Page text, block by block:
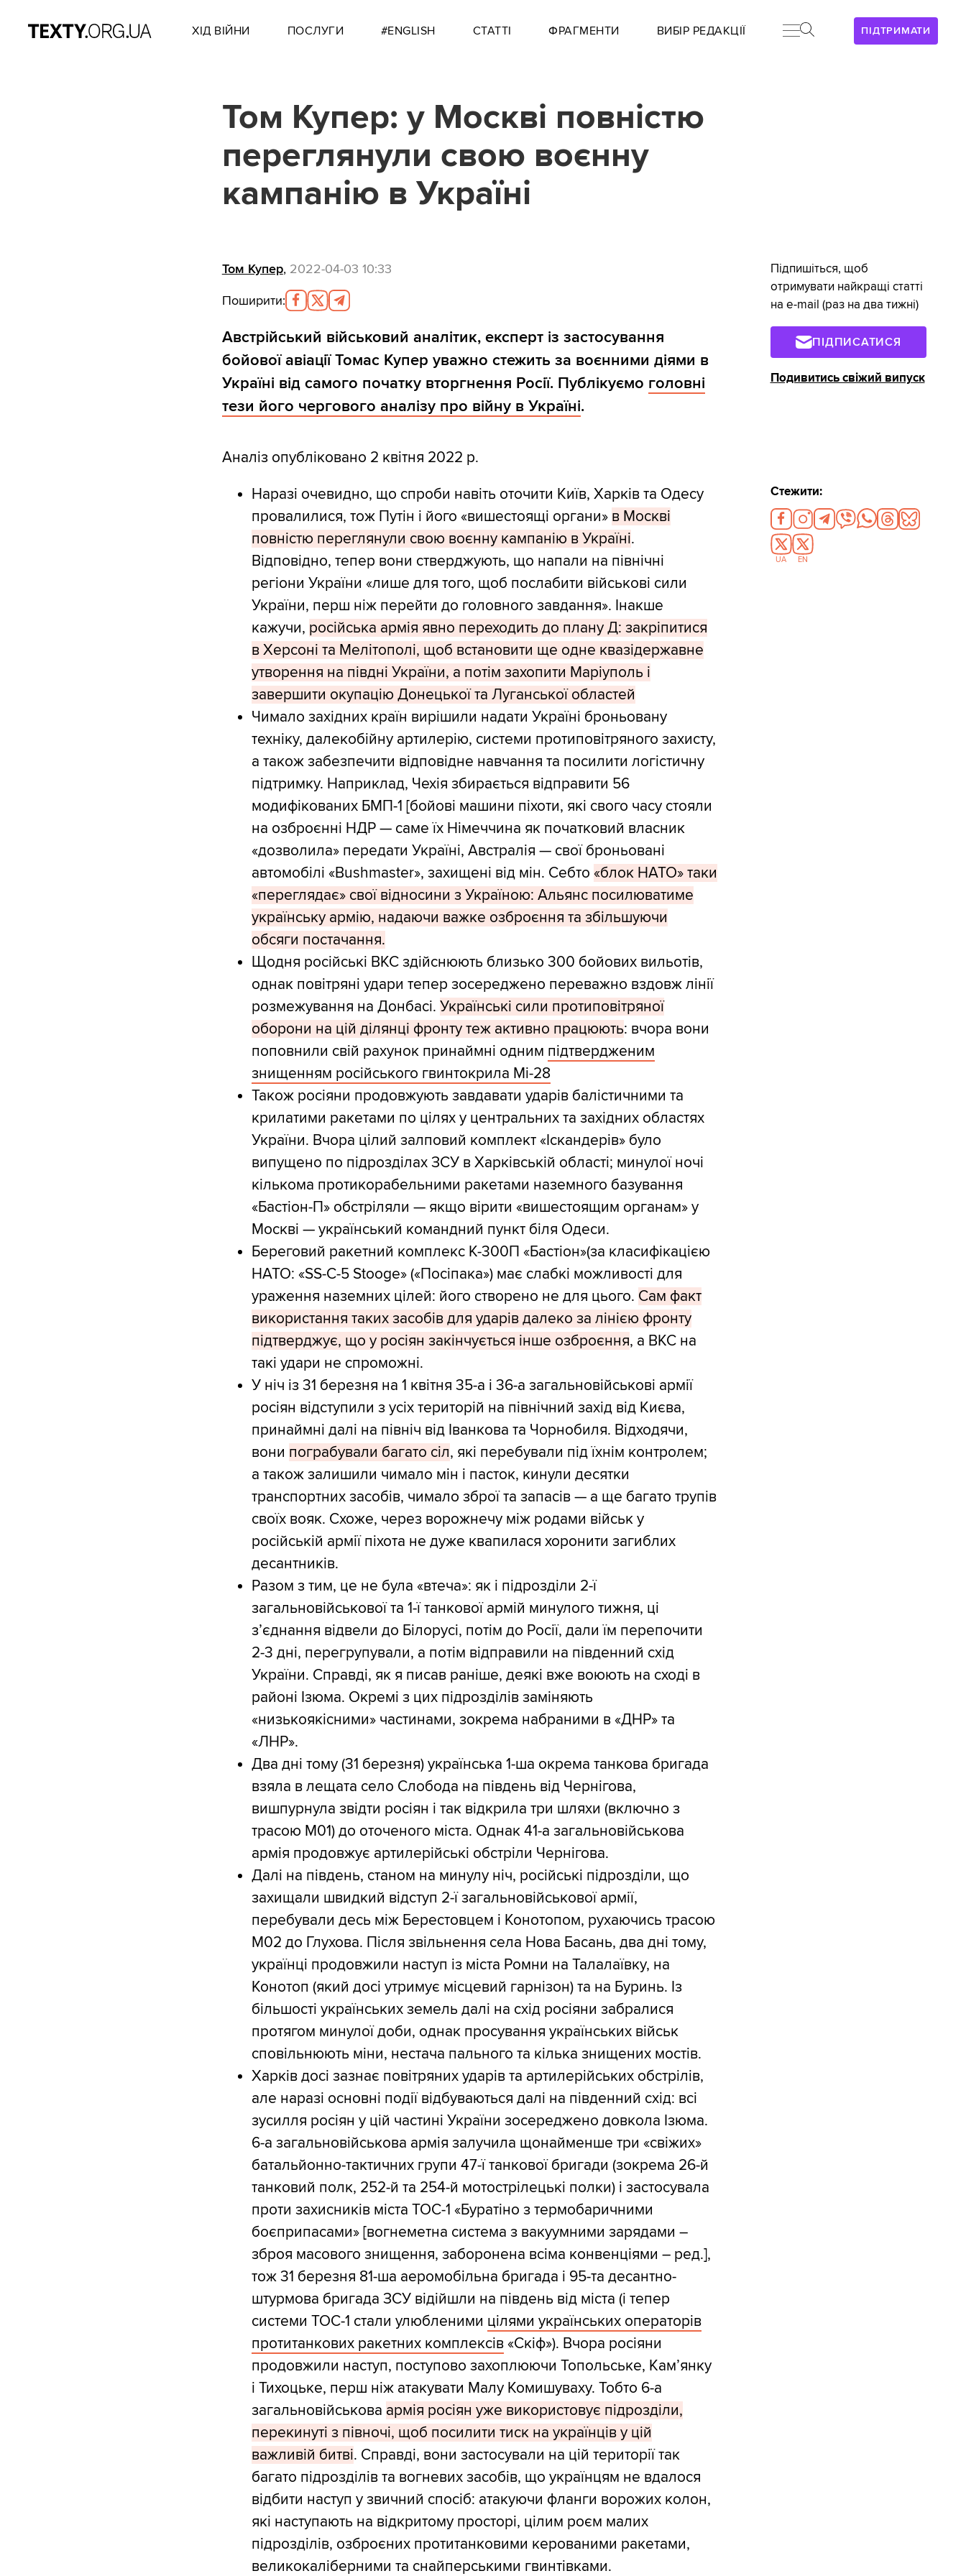
ПІДТРИМАТИ
ХІД ВІЙНИ ПОСЛУГИ #ENGLISH СТАТТІ ФРАГМЕНТИ ВИБІР РЕДАКЦІЇ
Том Купер: у Москві повністю
переглянули свою воєнну
кампанію в Україні
Том Купер, 2022-04-03 10:33
Поширити:
Австрійський військовий аналітик, експерт із застосування
бойової авіації Томас Купер уважно стежить за воєнними діями в
Україні від самого початку вторгнення Росії. Публікуємо головні
тези його чергового аналізу про війну в Україні.
Аналіз опубліковано 2 квітня 2022 р.
Наразі очевидно, що спроби навіть оточити Київ, Харків та Одесу
провалилися, тож Путін і його «вишестоящі органи» в Москві
повністю переглянули свою воєнну кампанію в Україні.
Відповідно, тепер вони стверджують, що напали на північні
регіони України «лише для того, щоб послабити військові сили
України, перш ніж перейти до головного завдання». Інакше
кажучи, російська армія явно переходить до плану Д: закріпитися
в Херсоні та Мелітополі, щоб встановити ще одне квазідержавне
утворення на півдні України, а потім захопити Маріуполь і
завершити окупацію Донецької та Луганської областей
Чимало західних країн вирішили надати Україні броньовану
техніку, далекобійну артилерію, системи протиповітряного захисту,
а також забезпечити відповідне навчання та посилити логістичну
підтримку. Наприклад, Чехія збирається відправити 56
модифікованих БМП-1 [бойові машини піхоти, які свого часу стояли
на озброєнні НДР — саме їх Німеччина як початковий власник
«дозволила» передати Україні, Австралія — свої броньовані
автомобілі «Bushmaster», захищені від мін. Себто «блок НАТО» таки
«переглядає» свої відносини з Україною: Альянс посилюватиме
українську армію, надаючи важке озброєння та збільшуючи
обсяги постачання.
Щодня російські ВКС здійснюють близько 300 бойових вильотів,
однак повітряні удари тепер зосереджено переважно вздовж лінії
розмежування на Донбасі.Українські сили протиповітряної
оборони на цій ділянці фронту теж активно працюють: вчора вони
поповнили свій рахунок принаймні одним підтвердженим
знищенням російського гвинтокрила Мі-28
Також росіяни продовжують завдавати ударів балістичними та
крилатими ракетами по цілях у центральних та західних областях
України. Вчора цілий залповий комплект «Іскандерів» було
випущено по підрозділах ЗСУ в Харківській області; минулої ночі
кількома протикорабельними ракетами наземного базування
«Бастіон-П» обстріляли — якщо вірити «вишестоящим органам» у
Москві — український командний пункт біля Одеси.
Береговий ракетний комплекс К-300П «Бастіон»(за класифікацією
НАТО: «SS-C-5 Stooge» («Посіпака») має слабкі можливості для
ураження наземних цілей: його створено не для цього. Сам факт
використання таких засобів для ударів далеко за лінією фронту
підтверджує, що у росіян закінчується інше озброєння, а ВКС на
такі удари не спроможні.
У ніч із 31 березня на 1 квітня 35-а і 36-а загальновійськові армії
росіян відступили з усіх територій на північний захід від Києва,
принаймні далі на північ від Іванкова та Чорнобиля. Відходячи,
вони пограбували багато сіл, які перебували під їхнім контролем;
а також залишили чимало мін і пасток, кинули десятки
транспортних засобів, чимало зброї та запасів — а ще багато трупів
своїх вояк. Схоже, через ворожнечу між родами військ у
російській армії піхота не дуже квапилася хоронити загиблих
десантників.
Разом з тим, це не була «втеча»: як і підрозділи 2-ї
загальновійськової та 1-ї танкової армій минулого тижня, ці
з’єднання відвели до Білорусі, потім до Росії, дали їм перепочити
2-3 дні, перегрупували, а потім відправили на південний схід
України. Справді, як я писав раніше, деякі вже воюють на сході в
районі Ізюма. Окремі з цих підрозділів заміняють
«низькоякісними» частинами, зокрема набраними в «ДНР» та
«ЛНР».
Два дні тому (31 березня) українська 1-ша окрема танкова бригада
взяла в лещата село Слобода на південь від Чернігова,
вишпурнула звідти росіян і так відкрила три шляхи (включно з
трасою M01) до оточеного міста. Однак 41-а загальновійськова
армія продовжує артилерійські обстріли Чернігова.
Далі на південь, станом на минулу ніч, російські підрозділи, що
захищали швидкий відступ 2-ї загальновійськової армії,
перебували десь між Берестовцем і Конотопом, рухаючись трасою
M02 до Глухова. Після звільнення села Нова Басань, два дні тому,
українці продовжили наступ із міста Ромни на Талалаївку, на
Конотоп (який досі утримує місцевий гарнізон) та на Буринь. Із
більшості українських земель далі на схід росіяни забралися
протягом минулої доби, однак просування українських військ
сповільнюють міни, нестача пального та кілька знищених мостів.
Харків досі зазнає повітряних ударів та артилерійських обстрілів,
але наразі основні події відбуваються далі на південний схід: всі
зусилля росіян у цій частині України зосереджено довкола Ізюма.
6-а загальновійськова армія залучила щонайменше три «свіжих»
батальйонно-тактичних групи 47-ї танкової бригади (зокрема 26-й
танковий полк, 252-й та 254-й мотострілецькі полки) і застосувала
проти захисників міста ТОС-1 «Буратіно з термобаричними
боєприпасами» [вогнеметна система з вакуумними зарядами –
зброя масового знищення, заборонена всіма конвенціями – ред.],
тож 31 березня 81-ша аеромобільна бригада і 95-та десантно-
штурмова бригада ЗСУ відійшли на південь від міста (і тепер
системи ТОС-1 стали улюбленими цілями українських операторів
протитанкових ракетних комплексів «Скіф»). Вчора росіяни
продовжили наступ, поступово захоплюючи Топольське, Камʼянку
і Тихоцьке, перш ніж атакувати Малу Комишуваху. Тобто 6-а
загальновійськова армія росіян уже використовує підрозділи,
перекинуті з півночі, щоб посилити тиск на українців у цій
важливій битві. Справді, вони застосували на цій території так
багато підрозділів та вогневих засобів, що українцям не вдалося
відбити наступ у звичний спосіб: атакуючи фланги ворожих колон,
які наступають на відкритому просторі, цілим роєм малих
підрозділів, озброєних протитанковими керованими ракетами,
великокаліберними та снайперськими гвинтівками.
Підпишіться, щоб
отримувати найкращі статті
на e-mail (раз на два тижні)
ПІДПИСАТИСЯ
Подивитись свіжий випуск
Стежити:
UA EN